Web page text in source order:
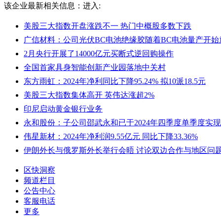
该企业最新相关信息： 进入:
美股三大指数开盘涨跌不一 热门中概股多数下跌
广信材料：公司光伏BC电池绝缘胶随着BC电池量产开始
2月央行开展了14000亿元买断式逆回购操作
全国首家具身智能创新产业园落地中关村
东方雨虹：2024年净利同比下降95.24% 拟10派18.5元
美股三大指数集体高开 英伟达涨超2%
印尼启动黄金银行业务
永和股份：子公司邵武永和已于2024年四季度单季度实现
伟星新材：2024年净利润9.55亿元 同比下降33.36%
伊朗外长与俄罗斯外长举行会晤 讨论双边合作与地区问
区快洞察
频道栏目
公告中心
客服电话
更多